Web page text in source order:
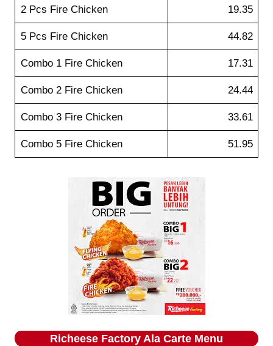
2 Pcs Fire Chicken 19.35
5 Pcs Fire Chicken 44.82
Combo 1 Fire Chicken 17.31
Combo 2 Fire Chicken 24.44
Combo 3 Fire Chicken 33.61
Combo 5 Fire Chicken 51.95
Richeese Factory Ala Carte Menu